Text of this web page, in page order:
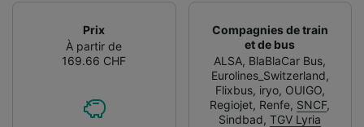
Prix
À partir de
169.66 CHF
Compagnies de train
et de bus
ALSA, BlaBlaCar Bus,
Eurolines_Switzerland,
Flixbus, iryo, OUIGO,
Regiojet, Renfe, SNCF,
Sindbad,TGV Lyria